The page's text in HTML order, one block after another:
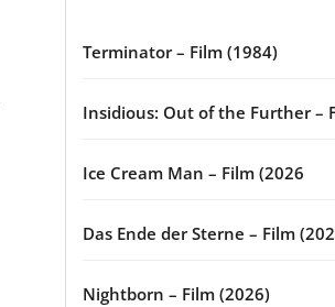
Terminator – Film (1984)
Insidious: Out of the Further –
Ice Cream Man – Film (2026
Das Ende der Sterne – Film
Nightborn – Film (2026)